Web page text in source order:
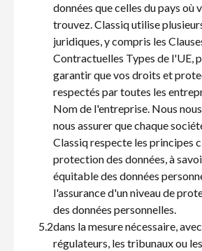
données que celles du pays où
trouvez. Classiq utilise
juridiques, y compris les
Contractuelles Types de l'UE,
garantir que vos droits et
respectés par toutes les
Nom de l'entreprise. Nous
nous assurer que chaque
Classiq respecte les principes
protection des données, à
équitable des données
l'assurance d'un niveau de
des données personnelles.
5.2dans la mesure nécessaire,
régulateurs, les tribunaux ou